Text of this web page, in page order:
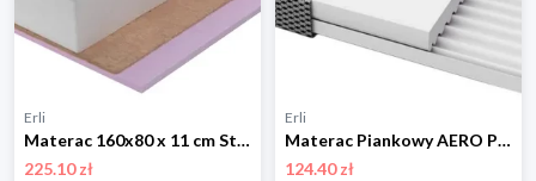
Erli
Materac 160x80 x 11 cm Strefowy LUX Pianka Kokos Zdejmowany Pokrowiec
225.10 zł
Erli
Materac Piankowy AERO PREMIUM 120x60 x10 cm Strefowy Modułowy Wentylowany
124.40 zł